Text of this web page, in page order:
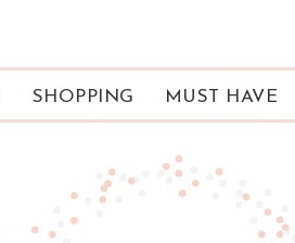
SHOPPING MUST HAVE